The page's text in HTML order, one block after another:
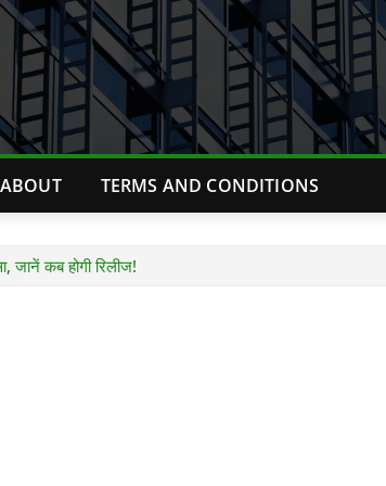
ABOUT TERMS AND CONDITIONS
जानें कब होगी रिलीज!